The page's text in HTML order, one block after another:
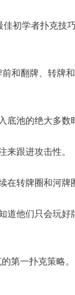
初学者扑克技
和翻牌、转牌
池的绝大多数
跟进攻击性。
转牌圈和河牌
道他们只会玩
第一扑克策略。